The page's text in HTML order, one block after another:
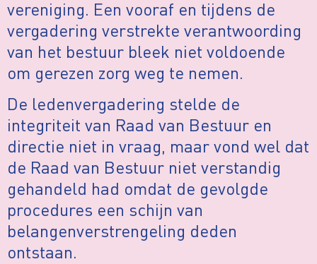
vereniging. Een vooraf en tijdens de
vergadering verstrekte verantwoording
van het bestuur bleek niet voldoende
om gerezen zorg weg te nemen.
De ledenvergadering stelde de
integriteit van Raad van Bestuur en
directie niet in vraag, maar vond wel dat
de Raad van Bestuur niet verstandig
gehandeld had omdat de gevolgde
procedures een schijn van
belangenverstrengeling deden
ontstaan.